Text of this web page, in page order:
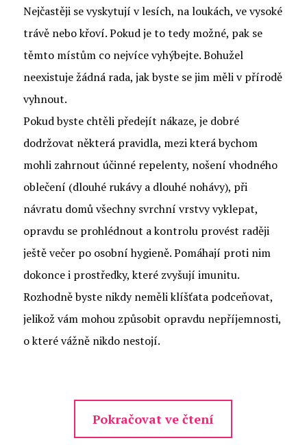
Nejčastěji se vyskytují v lesích, na loukách, ve vysoké
trávě nebo křoví. Pokud je to tedy možné, pak se
těmto místům co nejvíce vyhýbejte. Bohužel
neexistuje žádná rada, jak byste se jim měli v přírodě
vyhnout.
Pokud byste chtěli předejít nákaze, je dobré
dodržovat některá pravidla, mezi která bychom
mohli zahrnout účinné repelenty, nošení vhodného
oblečení (dlouhé rukávy a dlouhé nohávy), při
návratu domů všechny svrchní vrstvy vyklepat,
opravdu se prohlédnout a kontrolu provést raději
ještě večer po osobní hygieně. Pomáhají proti nim
dokonce i prostředky, které zvyšují imunitu.
Rozhodně byste nikdy neměli klíšťata podceňovat,
jelikož vám mohou způsobit opravdu nepříjemnosti,
o které vážně nikdo nestojí.
Pokračovat ve čtení